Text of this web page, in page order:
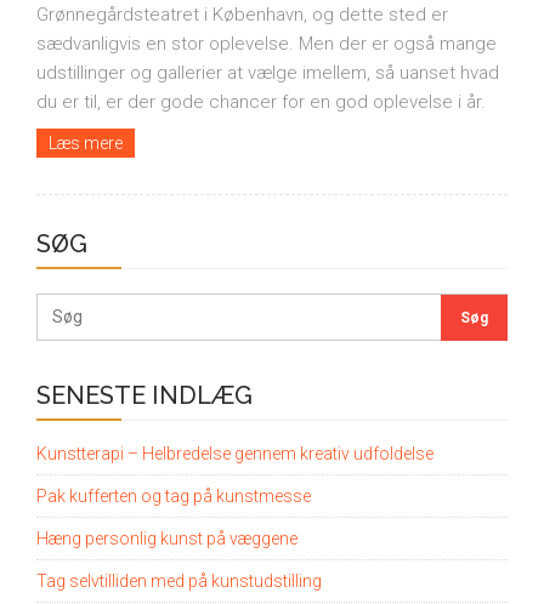
Grønnegårdsteatret i København, og dette sted er
sædvanligvis en stor oplevelse. Men der er også mange
udstillinger og gallerier at vælge imellem, så uanset hvad
du er til, er der gode chancer for en god oplevelse i år.
Læs mere
SØG
SENESTE INDLÆG
Kunstterapi – Helbredelse gennem kreativ udfoldelse
Pak kufferten og tag på kunstmesse
Hæng personlig kunst på væggene
Tag selvtilliden med på kunstudstilling